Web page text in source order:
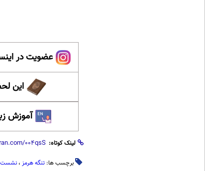
عضویت در
این
آموزش
لینک کوتاه:
برچسب ها: تنگه هرمز ، نشست